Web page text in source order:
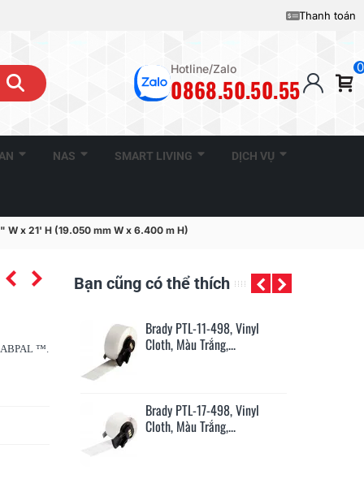
Thanh toán
Hotline/Zalo
0868.50.50.55
0
NAS SMART LIVING DỊCH VỤ
W x 21' H (19.050 mm W x 6.400 m H)
™.
Bạn cũng có thể thích
H...
Brady PTL-11-498, Vinyl
Cloth, Màu Trắng,...
Brady PTL-17-498, Vinyl
Cloth, Màu Trắng,...